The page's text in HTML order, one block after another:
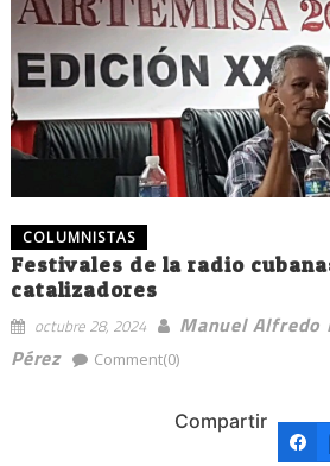
COLUMNISTAS
Festivales de la radio
catalizadores
octubre 28, 2024
Manuel Alfredo
Pérez
Comment(0)
Compartir